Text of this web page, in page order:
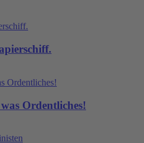
Ordentliches!